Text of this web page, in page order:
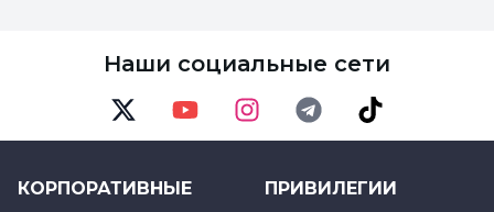
активируется, заставляя сердце
Наши социальные сети
КОРПОРАТИВНЫЕ ПРИВИЛЕГИИ